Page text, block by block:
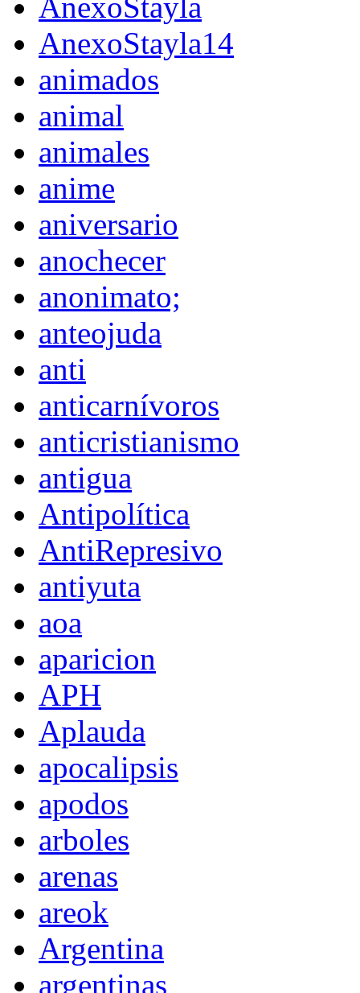
AnexoStayla
AnexoStayla14
animados
animal
animales
anime
aniversario
anochecer
anonimato;
anteojuda
anti
anticarnívoros
anticristianismo
antigua
Antipolítica
AntiRepresivo
antiyuta
aoa
aparicion
APH
Aplauda
apocalipsis
apodos
arboles
arenas
areok
Argentina
argentinas